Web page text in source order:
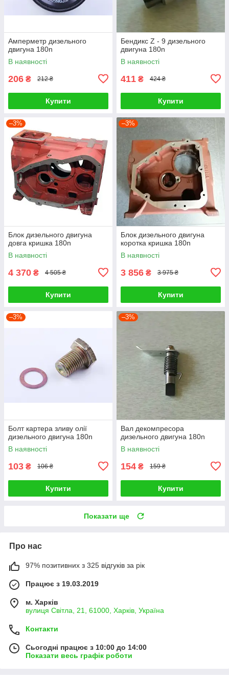
Амперметр дизельного
двигуна 180n
В наявності
206 ₴ 212 ₴
Купити
Бендикс Z - 9 дизельного
двигуна 180n
В наявності
411 ₴ 424 ₴
Купити
–3%
Блок дизельного двигуна
довга кришка 180n
В наявності
4 370 ₴ 4 505 ₴
Купити
–3%
Блок дизельного двигуна
коротка кришка 180n
В наявності
3 856 ₴ 3 975 ₴
Купити
–3%
Болт картера зливу олії
дизельного двигуна 180n
В наявності
103 ₴ 106 ₴
Купити
–3%
Вал декомпресора
дизельного двигуна 180n
В наявності
154 ₴ 159 ₴
Купити
Показати ще
Про нас
97% позитивних з 325 відгуків за рік
Працює з 19.03.2019
м. Харків
вулиця Світла, 21, 61000, Харків, Україна
Контакти
Сьогодні працює з 10:00 до 14:00
Показати весь графік роботи